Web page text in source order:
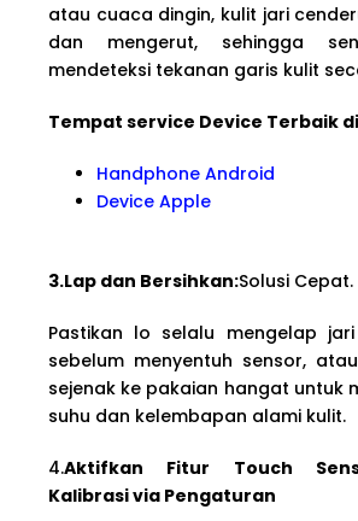
atau cuaca dingin, kulit jari
dan mengerut, sehingga
mendeteksi tekanan garis kulit
Tempat service Device Terbaik
Handphone Android
Device Apple
3.Lap dan Bersihkan:Solusi Cepat.
Pastikan lo selalu mengelap
sebelum menyentuh sensor,
sejenak ke pakaian hangat untuk
suhu dan kelembapan alami kulit.
4.Aktifkan Fitur Touch
Kalibrasi via Pengaturan